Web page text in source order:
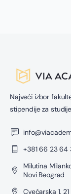
Najveći izbor
stipendije za
+381 66 23 64
Milutina
Novi Beograd
Cvećarska 1,